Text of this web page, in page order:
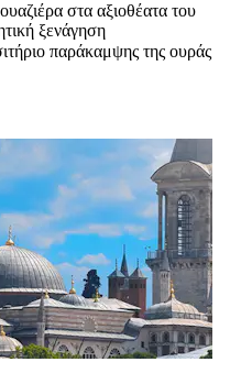
στα αξιοθέατα του
ξενάγηση
παράκαμψης της ουράς